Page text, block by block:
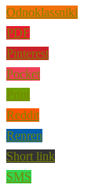
Odnoklassniki
PDF
Pinterest
Pocket
Print
Reddit
Renren
Short link
SMS